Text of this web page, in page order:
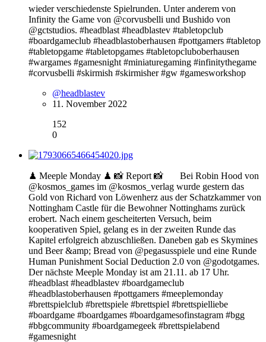
wieder verschiedenste Spielrunden. Unter anderem von
Infinity the Game von @corvusbelli und Bushido von
@gctstudios. #headblast #headblastev #tabletopclub
#boardgameclub #headblastoberhausen #pottgamers #tabletop
#tabletopgame #tabletopgames #tabletopcluboberhausen
#wargames #gamesnight #miniaturegaming #infinitythegame
#corvusbelli #skirmish #skirmisher #gw #gamesworkshop
@headblastev
11. November 2022
152
0
♟ Meeple Monday ♟ 📸 Report 📸⠀⠀ Bei Robin Hood von
@kosmos_games im @kosmos_verlag wurde gestern das
Gold von Richard von Löwenherz aus der Schatzkammer von
Nottingham Castle für die Bewohner Nottinghams zurück
erobert. Nach einem gescheiterten Versuch, beim
kooperativen Spiel, gelang es in der zweiten Runde das
Kapitel erfolgreich abzuschließen. Daneben gab es Skymines
und Beer &amp; Bread von @pegasusspiele und eine Runde
Human Punishment Social Deduction 2.0 von @godotgames.
Der nächste Meeple Monday ist am 21.11. ab 17 Uhr.
#headblast #headblastev #boardgameclub
#headblastoberhausen #pottgamers #meeplemonday
#brettspielclub #brettspiele #brettspiel #brettspielliebe
#boardgame #boardgames #boardgamesofinstagram #bgg
#bbgcommunity #boardgamegeek #brettspielabend
#gamesnight